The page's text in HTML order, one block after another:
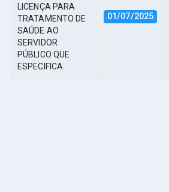
LICENÇA PARA
TRATAMENTO DE
SAÚDE AO
SERVIDOR
PÚBLICO QUE
ESPECIFICA
01/07/2025